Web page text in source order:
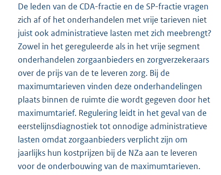
De leden van de CDA-fractie en de SP-fractie vragen
zich af of het onderhandelen met vrije tarieven niet
juist ook administratieve lasten met zich meebrengt?
Zowel in het gereguleerde als in het vrije segment
onderhandelen zorgaanbieders en zorgverzekeraars
over de prijs van de te leveren zorg. Bij de
maximumtarieven vinden deze onderhandelingen
plaats binnen de ruimte die wordt gegeven door het
maximumtarief. Regulering leidt in het geval van de
eerstelijnsdiagnostiek tot onnodige administratieve
lasten omdat zorgaanbieders verplicht zijn om
jaarlijks hun kostprijzen bij de NZa aan te leveren
voor de onderbouwing van de maximumtarieven.